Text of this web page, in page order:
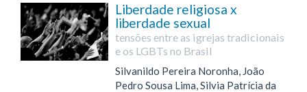
Liberdade religiosa x
liberdade sexual
tensões entre as igrejas tradicionais
e os LGBTs no Brasil
Silvanildo Pereira Noronha, João
Pedro Sousa Lima, Silvia Patrícia da